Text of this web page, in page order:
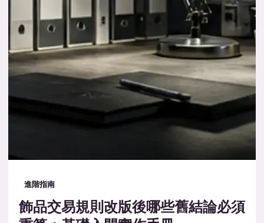
進階指南
飾品交易規則改版後哪些舊結論必須